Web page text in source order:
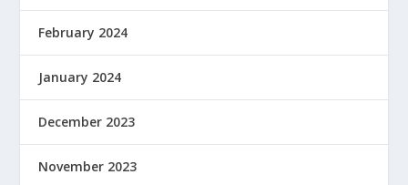
February 2024
January 2024
December 2023
November 2023